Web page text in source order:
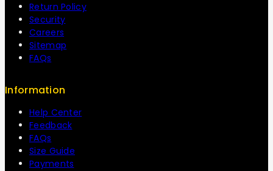
Return Policy
Security
Careers
Sitemap
FAQs
Information
Help Center
Feedback
FAQs
Size Guide
Payments